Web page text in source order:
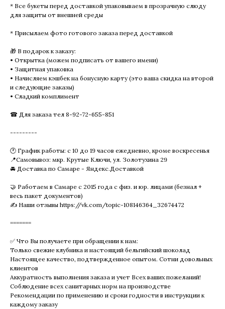
* Все букеты перед доставкой упаковываем в прозрачную слюду
для защиты от внешней среды
* Присылаем фото готового заказа перед доставкой
🎁 В подарок к заказу:
• Открытка (можем подписать от вашего имени)
• Защитная упаковка
• Начисляем кэшбек на бонусную карту (это ваша скидка на второй
и следующие заказы)
• Сладкий комплимент
☎ Для заказа тел 8-92-72-655-851
---------
🕐 График работы: с 10 до 19 часов ежедневно, кроме воскресенья
📍Самовывоз: мкр. Крутые Ключи, ул. Золотухина 29
🚘 Доставка по Самаре - Яндекс.Доставкой
🤝 Работаем в Самаре с 2015 года с физ. и юр. лицами (безнал +
весь пакет документов)
✍ Наши отзывы https://vk.com/topic-108146364_32674472
=======
✅ Что Вы получаете при обращении к нам:
Только свежие клубника и настоящий бельгийский шоколад
Настоящее качество, подтвержденное опытом. Сотни довольных
клиентов
Аккуратность выполнения заказа и учет Всех ваших пожеланий!
Соблюдение всех санитарных норм на производстве
Рекомендации по применению и сроки годности в инструкции к
каждому заказу